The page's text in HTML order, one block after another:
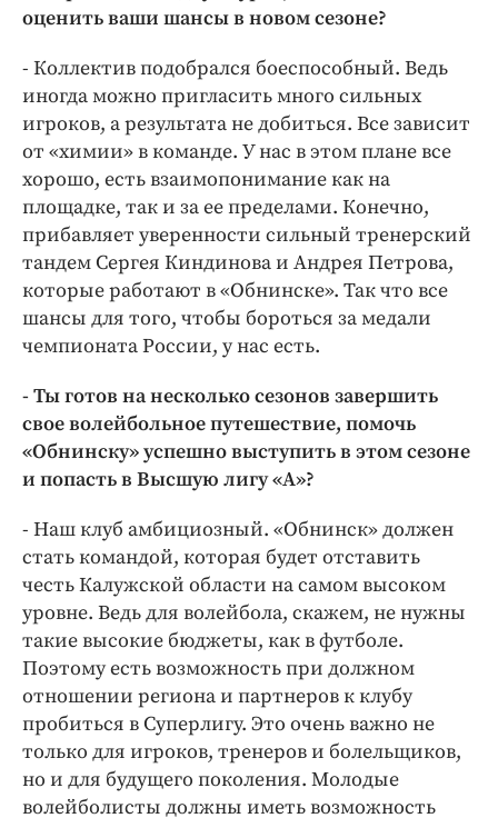
оценить ваши шансы в новом сезоне?
- Коллектив подобрался боеспособный. Ведь
иногда можно пригласить много сильных
игроков, а результата не добиться. Все зависит
от «химии» в команде. У нас в этом плане все
хорошо, есть взаимопонимание как на
площадке, так и за ее пределами. Конечно,
прибавляет уверенности сильный тренерский
тандем Сергея Киндинова и Андрея Петрова,
которые работают в «Обнинске». Так что все
шансы для того, чтобы бороться за медали
чемпионата России, у нас есть.
- Ты готов на несколько сезонов завершить
свое волейбольное путешествие, помочь
«Обнинску» успешно выступить в этом сезоне
и попасть в Высшую лигу «А»?
- Наш клуб амбициозный. «Обнинск» должен
стать командой, которая будет отставить
честь Калужской области на самом высоком
уровне. Ведь для волейбола, скажем, не нужны
такие высокие бюджеты, как в футболе.
Поэтому есть возможность при должном
отношении региона и партнеров к клубу
пробиться в Суперлигу. Это очень важно не
только для игроков, тренеров и болельщиков,
но и для будущего поколения. Молодые
волейболисты должны иметь возможность